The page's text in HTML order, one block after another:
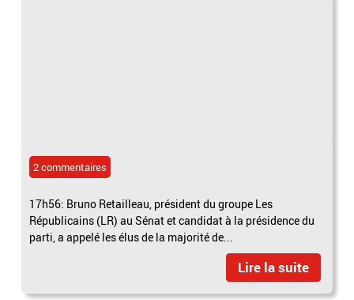
2 commentaires
17h56: Bruno Retailleau, président du groupe Les
Républicains (LR) au Sénat et candidat à la présidence du
parti, a appelé les élus de la majorité de...
Lire la suite